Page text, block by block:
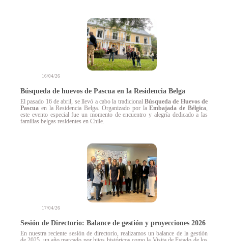
16/04/26
Búsqueda de huevos de Pascua en la Residencia Belga
El pasado 16 de abril, se llevó a cabo la tradicional Búsqueda de Huevos de
Pascua en la Residencia Belga. Organizado por laEmbajada de Bélgica,
este evento especial fue un momento de encuentro y alegría dedicado a las
familias belgas residentes en Chile.
17/04/26
Sesión de Directorio: Balance de gestión y proyecciones 2026
En nuestra reciente sesión de directorio, realizamos un balance de la gestión